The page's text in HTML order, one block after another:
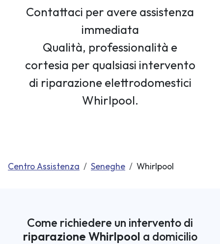
Contattaci per avere assistenza
immediata
Qualità, professionalità e
cortesia per qualsiasi intervento
di riparazione elettrodomestici
Whirlpool.
Centro Assistenza Seneghe Whirlpool
Come richiedere un intervento di
riparazione Whirlpool a domicilio